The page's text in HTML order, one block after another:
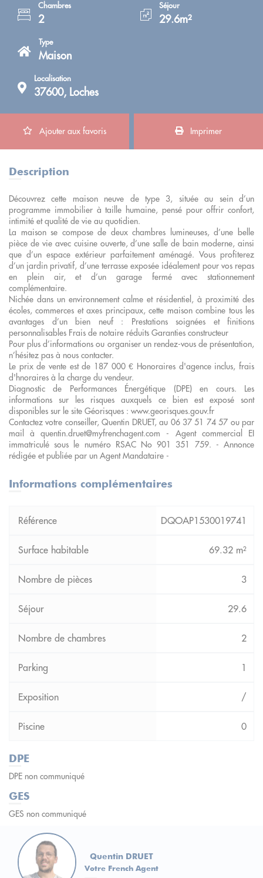
Chambres
2
Séjour
29.6m²
Type
Maison
Localisation
37600, Loches
Ajouter aux favoris Imprimer
Description
Découvrez cette maison neuve de type 3, située au sein d’un
programme immobilier à taille humaine, pensé pour offrir confort,
intimité et qualité de vie au quotidien.
La maison se compose de deux chambres lumineuses, d’une belle
pièce de vie avec cuisine ouverte, d’une salle de bain moderne, ainsi
que d’un espace extérieur parfaitement aménagé. Vous profiterez
d’un jardin privatif, d’une terrasse exposée idéalement pour vos repas
en plein air, et d’un garage fermé avec stationnement
complémentaire.
Nichée dans un environnement calme et résidentiel, à proximité des
écoles, commerces et axes principaux, cette maison combine tous les
avantages d’un bien neuf : Prestations soignées et finitions
personnalisables Frais de notaire réduits Garanties constructeur
Pour plus d’informations ou organiser un rendez-vous de présentation,
n’hésitez pas à nous contacter.
Le prix de vente est de 187 000 € Honoraires d'agence inclus, frais
d'hnoraires à la charge du vendeur.
Diagnostic de Performances Énergétique (DPE) en cours. Les
informations sur les risques auxquels ce bien est exposé sont
disponibles sur le site Géorisques : www.georisques.gouv.fr
Contactez votre conseiller, Quentin DRUET, au 06 37 51 74 57 ou par
mail à quentin.druet@myfrenchagent.com - Agent commercial EI
immatriculé sous le numéro RSAC No 901 351 759. - Annonce
rédigée et publiée par un Agent Mandataire -
Informations complémentaires
DQOAP1530019741
69.32 m²
3
29.6
2
1
/
0
DPE
DPE non communiqué
GES
GES non communiqué
Quentin DRUET
Votre French Agent